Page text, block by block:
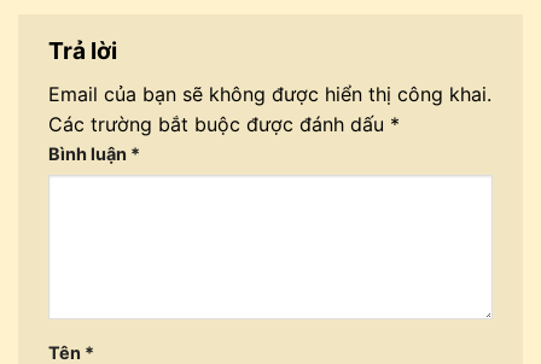
Trả lời
Email của bạn sẽ không được hiển thị công khai.
Các trường bắt buộc được đánh dấu *
Bình luận *
Tên *